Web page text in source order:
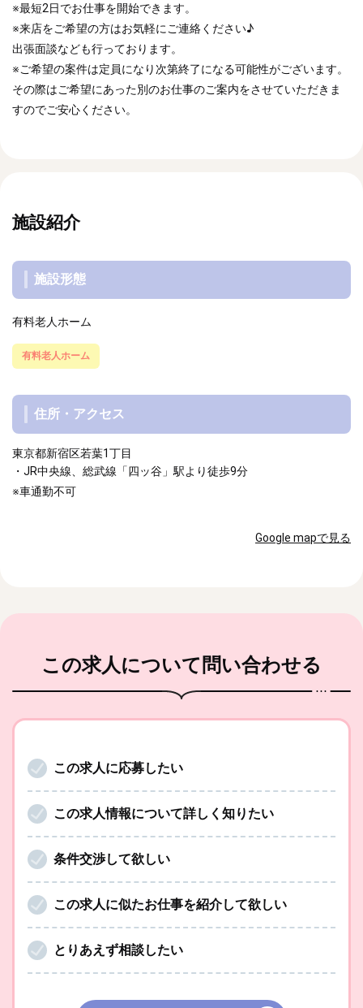
※最短2日でお仕事を開始できます。
※来店をご希望の方はお気軽にご連絡ください♪
出張面談なども行っております。
※ご希望の案件は定員になり次第終了になる可能性がございます。
その際はご希望にあった別のお仕事のご案内をさせていただきま
すのでご安心ください。
施設紹介
施設形態
有料老人ホーム
有料老人ホーム
住所・アクセス
東京都新宿区若葉1丁目
・JR中央線、総武線「四ッ谷」駅より徒歩9分
※車通勤不可
Google mapで見る
この求人について問い合わせる
この求人に応募したい
この求人情報について詳しく知りたい
条件交渉して欲しい
この求人に似たお仕事を紹介して欲しい
とりあえず相談したい